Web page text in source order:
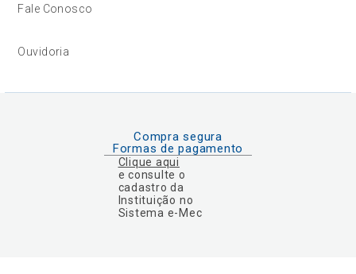
Fale Conosco
Ouvidoria
Compra segura
Formas de pagamento
Clique aqui
e consulte o
cadastro da
Instituição no
Sistema e-Mec